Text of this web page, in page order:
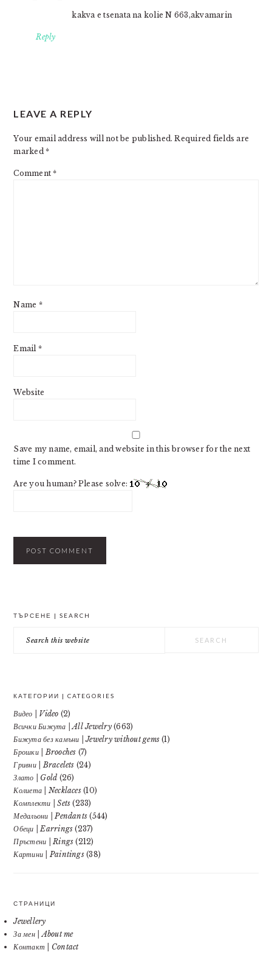
kakva e tsenata na kolie N 663,akvamarin
Reply
LEAVE A REPLY
Your email address will not be published. Required fields are
marked*
Comment*
Name *
Email *
Website
Save my name, email, and website in this browser for the next
time I comment.
Are you human? Please solve:
ТЪРСЕНЕ | SEARCH
this
КАТЕГОРИИ | CATEGORIES
Видео | Video (2)
Всички Бижута | All Jewelry(663)
Бижута без камъни | Jewelry without gems (1)
Брошки | Brooches (7)
Гривни | Bracelets (24)
Злато | Gold (26)
Колиета | Necklaces(10)
Комплекти | Sets (233)
Медальони | Pendants (544)
Обеци | Earrings (237)
Пръстени | Rings (212)
Картини | Paintings(38)
СТРАНИЦИ
Jewellery
За мен | About me
Контакт | Contact